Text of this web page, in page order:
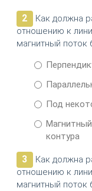
2
Как должна
отношению к
магнитный поток
Под
контура
3
Как должна
отношению к
магнитный